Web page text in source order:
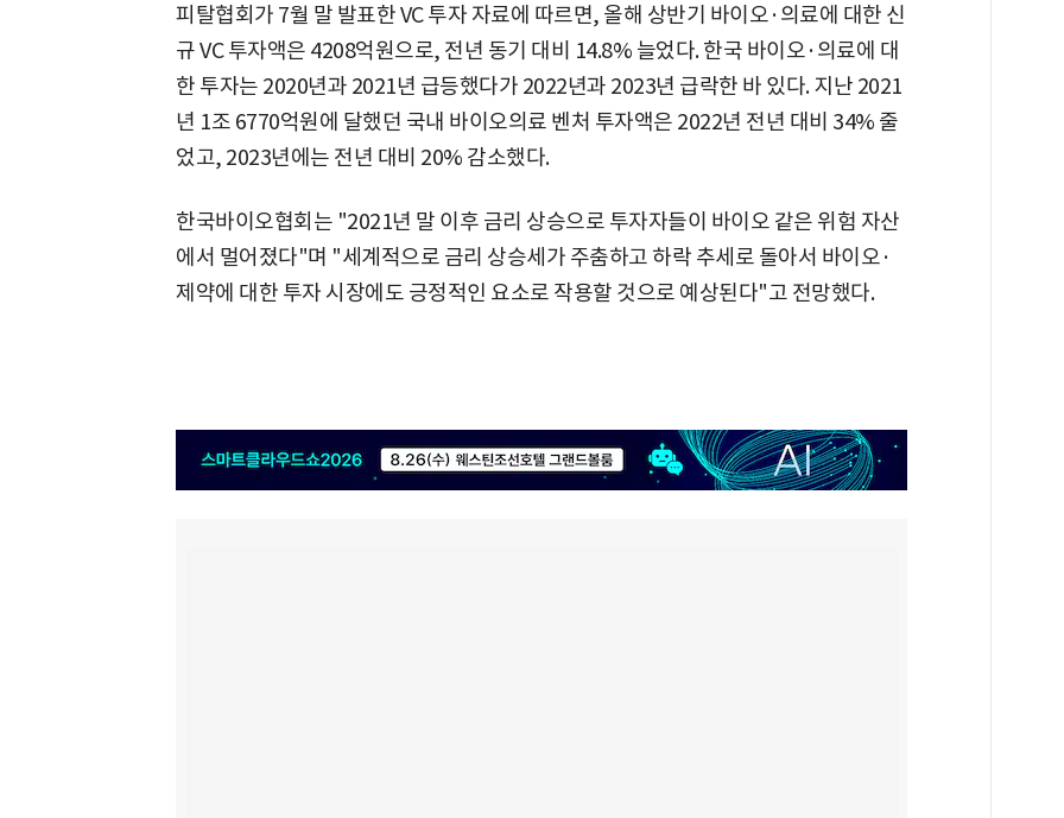
피탈협회가 7월 말 발표한 VC 투자 자료에 따르면, 올해 상반기 바이오·의료에 대한 신
규 VC 투자액은 4208억원으로, 전년 동기 대비 14.8% 늘었다. 한국 바이오·의료에 대
한 투자는 2020년과 2021년 급등했다가 2022년과 2023년 급락한 바 있다. 지난 2021
년 1조 6770억원에 달했던 국내 바이오의료 벤처 투자액은 2022년 전년 대비 34% 줄
었고, 2023년에는 전년 대비 20% 감소했다.
한국바이오협회는 "2021년 말 이후 금리 상승으로 투자자들이 바이오 같은 위험 자산
에서 멀어졌다"며 "세계적으로 금리 상승세가 주춤하고 하락 추세로 돌아서 바이오·
제약에 대한 투자 시장에도 긍정적인 요소로 작용할 것으로 예상된다"고 전망했다.